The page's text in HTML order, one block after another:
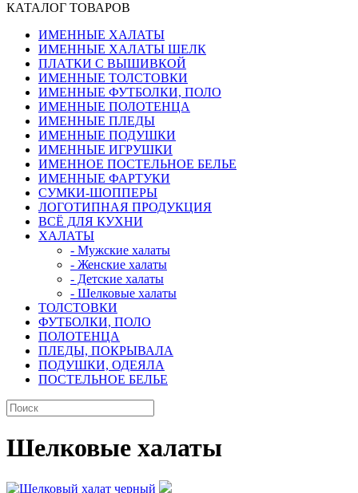
КАТАЛОГ ТОВАРОВ
ИМЕННЫЕ ХАЛАТЫ
ИМЕННЫЕ ХАЛАТЫ ШЕЛК
ПЛАТКИ С ВЫШИВКОЙ
ИМЕННЫЕ ТОЛСТОВКИ
ИМЕННЫЕ ФУТБОЛКИ, ПОЛО
ИМЕННЫЕ ПОЛОТЕНЦА
ИМЕННЫЕ ПЛЕДЫ
ИМЕННЫЕ ПОДУШКИ
ИМЕННЫЕ ИГРУШКИ
ИМЕННОЕ ПОСТЕЛЬНОЕ БЕЛЬЕ
ИМЕННЫЕ ФАРТУКИ
СУМКИ-ШОППЕРЫ
ЛОГОТИПНАЯ ПРОДУКЦИЯ
ВСЁ ДЛЯ КУХНИ
ХАЛАТЫ
- Мужские халаты
- Женские халаты
- Детские халаты
- Шелковые халаты
ТОЛСТОВКИ
ФУТБОЛКИ, ПОЛО
ПОЛОТЕНЦА
ПЛЕДЫ, ПОКРЫВАЛА
ПОДУШКИ, ОДЕЯЛА
ПОСТЕЛЬНОЕ БЕЛЬЕ
Шелковые халаты